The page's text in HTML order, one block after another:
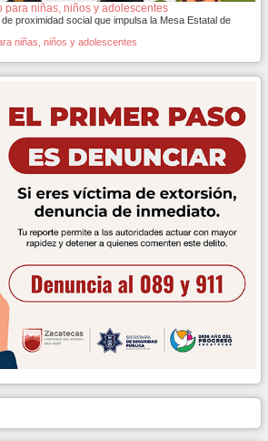
para niñas, niños y adolescentes
proximidad social que impulsa la Mesa Estatal de
niñas, niños y adolescentes